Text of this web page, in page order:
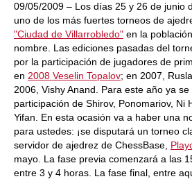
09/05/2009 – Los días 25 y 26 de junio
uno de los más fuertes torneos de
"Ciudad de Villarrobledo" en la
nombre. Las ediciones pasadas del
por la participación de jugadores de
en 2008 Veselin Topalov; en 2007,
2006, Vishy Anand. Para este año ya
participación de Shirov, Ponomariov, Ni
Yifan. En esta ocasión va a haber una
para ustedes: ¡se disputará un torneo
servidor de ajedrez de ChessBase,
mayo. La fase previa comenzará a las
entre 3 y 4 horas. La fase final, entre